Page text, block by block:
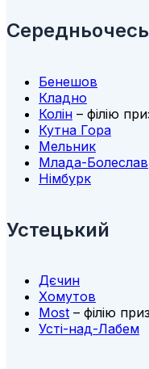
Бенешов
Кладно
Колін – філію
Кутна Гора
Мельник
Млада-Болеслав
Німбурк
Устецький
Дєчин
Хомутов
Most – філію
Усті-над-Лабем